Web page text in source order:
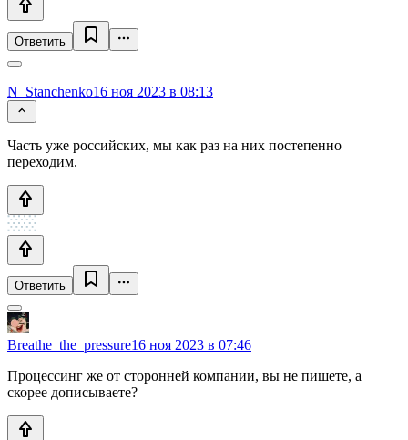
Ответить
N_Stanchenko16 ноя 2023 в 08:13
Часть уже российских, мы как раз на них постепенно
переходим.
Ответить
Breathe_the_pressure16 ноя 2023 в 07:46
Процессинг же от сторонней компании, вы не пишете, а
скорее дописываете?